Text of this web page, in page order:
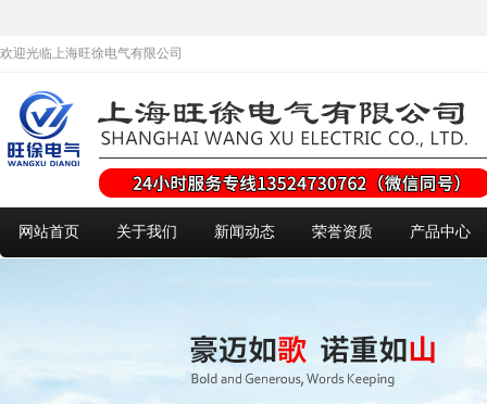
欢迎光临上海旺徐电气有限公司
网站首页 关于我们 新闻动态 荣誉资质 产品中心